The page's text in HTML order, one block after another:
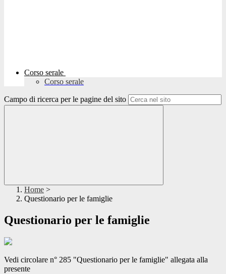
Corso serale
Corso serale
Campo di ricerca per le pagine del sito
Home >
Questionario per le famiglie
Questionario per le famiglie
Vedi circolare n° 285 "Questionario per le famiglie" allegata alla
presente